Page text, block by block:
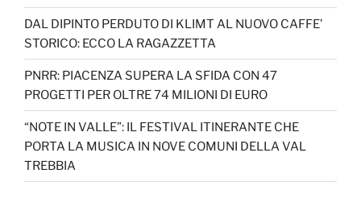
DAL DIPINTO PERDUTO DI KLIMT AL NUOVO CAFFE’
STORICO: ECCO LA RAGAZZETTA
PNRR: PIACENZA SUPERA LA SFIDA CON 47
PROGETTI PER OLTRE 74 MILIONI DI EURO
“NOTE IN VALLE”: IL FESTIVAL ITINERANTE CHE
PORTA LA MUSICA IN NOVE COMUNI DELLA VAL
TREBBIA